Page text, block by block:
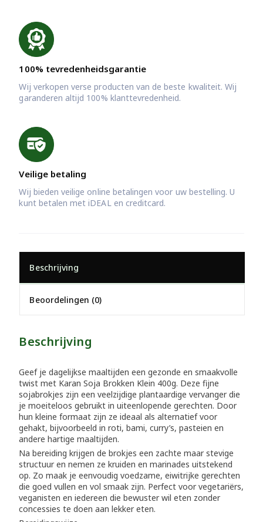
100% tevredenheidsgarantie
Wij verkopen verse producten van de beste kwaliteit. Wij
garanderen altijd 100% klanttevredenheid.
Veilige betaling
Wij bieden veilige online betalingen voor uw bestelling. U
kunt betalen met iDEAL en creditcard.
Beschrijving
Beoordelingen (0)
Beschrijving
Geef je dagelijkse maaltijden een gezonde en smaakvolle
twist met Karan Soja Brokken Klein 400g. Deze fijne
sojabrokjes zijn een veelzijdige plantaardige vervanger die
je moeiteloos gebruikt in uiteenlopende gerechten. Door
hun kleine formaat zijn ze ideaal als alternatief voor
gehakt, bijvoorbeeld in roti, bami, curry’s, pasteien en
andere hartige maaltijden.
Na bereiding krijgen de brokjes een zachte maar stevige
structuur en nemen ze kruiden en marinades uitstekend
op. Zo maak je eenvoudig voedzame, eiwitrijke gerechten
die goed vullen en vol smaak zijn. Perfect voor vegetariërs,
veganisten en iedereen die bewuster wil eten zonder
concessies te doen aan lekker eten.